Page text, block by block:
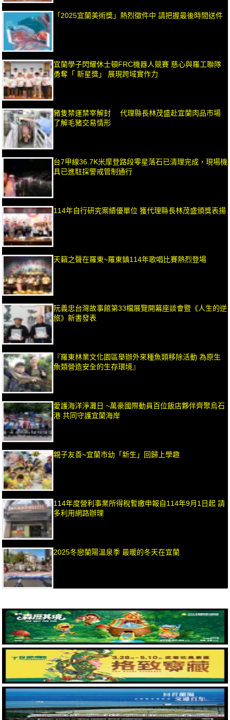
「2025宜蘭美術獎」熱烈徵件中 請把握最後時間送件
宜蘭學子閃耀休士頓FRC機器人競賽 慈心與羅工聯隊
勇奪「 新星獎」 展現跨域實作力
豬隻禁運禁宰解封 代理縣長林茂盛赴宜蘭肉品市場
了解毛豬交易情形
台7甲線36.7K米摩登路段零星落石已清理完成，現場機
具已進駐採警戒管制通行
114年自行研究案績優單位 獲代理縣長林茂盛頒獎表揚
天籟之聲在羅東~羅東鎮114年歌唱比賽熱烈登場
阮義忠台灣故事館第33檔展覽開幕座談會暨《人生的逆
旅》新書發表
『羅東林業文化園區舉辦外來種魚類移除活動 為原生
魚類營造安全的生存環境』
愛護海洋淨灘日 ~萬豪國際動員百位飯店夥伴齊聚烏石
港 共同守護宜蘭海岸
親子友善~宜蘭市幼「新生」回歸上學趣
114年度營利事業所得稅暫繳申報自114年9月1日起 請
多利用網路辦理
2025冬戀蘭陽溫泉季 最暖的冬天在宜蘭